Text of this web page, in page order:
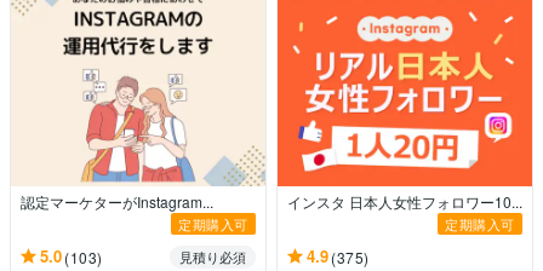
認定マーケターがInstagram...
定期購入可
5.0(103)
見積り必須
インスタ 日本人女性フォロワー10...
定期購入可
4.9(375)